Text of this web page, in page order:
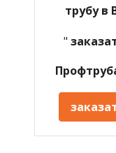
трубу в
"